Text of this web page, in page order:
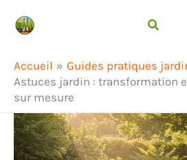
Accueil
Guides pratiques
Astuces jardin : transformation
sur mesure